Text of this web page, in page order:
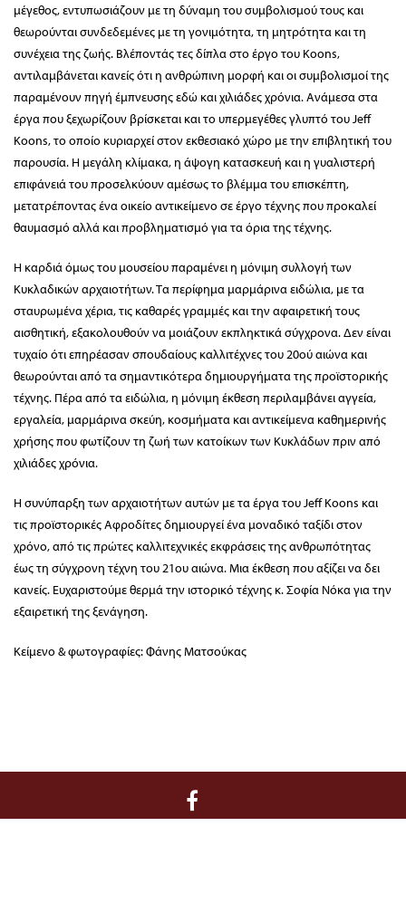
μέγεθος, εντυπωσιάζουν με τη δύναμη του συμβολισμού τους και
θεωρούνται συνδεδεμένες με τη γονιμότητα, τη μητρότητα και τη
συνέχεια της ζωής. Βλέποντάς τες δίπλα στο έργο του Koons,
αντιλαμβάνεται κανείς ότι η ανθρώπινη μορφή και οι συμβολισμοί της
παραμένουν πηγή έμπνευσης εδώ και χιλιάδες χρόνια. Ανάμεσα στα
έργα που ξεχωρίζουν βρίσκεται και το υπερμεγέθες γλυπτό του Jeff
Koons, το οποίο κυριαρχεί στον εκθεσιακό χώρο με την επιβλητική του
παρουσία. Η μεγάλη κλίμακα, η άψογη κατασκευή και η γυαλιστερή
επιφάνειά του προσελκύουν αμέσως το βλέμμα του επισκέπτη,
μετατρέποντας ένα οικείο αντικείμενο σε έργο τέχνης που προκαλεί
θαυμασμό αλλά και προβληματισμό για τα όρια της τέχνης.
Η καρδιά όμως του μουσείου παραμένει η μόνιμη συλλογή των
Κυκλαδικών αρχαιοτήτων. Τα περίφημα μαρμάρινα ειδώλια, με τα
σταυρωμένα χέρια, τις καθαρές γραμμές και την αφαιρετική τους
αισθητική, εξακολουθούν να μοιάζουν εκπληκτικά σύγχρονα. Δεν είναι
τυχαίο ότι επηρέασαν σπουδαίους καλλιτέχνες του 20ού αιώνα και
θεωρούνται από τα σημαντικότερα δημιουργήματα της προϊστορικής
τέχνης. Πέρα από τα ειδώλια, η μόνιμη έκθεση περιλαμβάνει αγγεία,
εργαλεία, μαρμάρινα σκεύη, κοσμήματα και αντικείμενα καθημερινής
χρήσης που φωτίζουν τη ζωή των κατοίκων των Κυκλάδων πριν από
χιλιάδες χρόνια.
Η συνύπαρξη των αρχαιοτήτων αυτών με τα έργα του Jeff Koons και
τις προϊστορικές Αφροδίτες δημιουργεί ένα μοναδικό ταξίδι στον
χρόνο, από τις πρώτες καλλιτεχνικές εκφράσεις της ανθρωπότητας
έως τη σύγχρονη τέχνη του 21ου αιώνα. Μια έκθεση που αξίζει να δει
κανείς. Ευχαριστούμε θερμά την ιστορικό τέχνης κ. Σοφία Νόκα για την
εξαιρετική της ξενάγηση.
Κείμενο & φωτογραφίες: Φάνης Ματσούκας